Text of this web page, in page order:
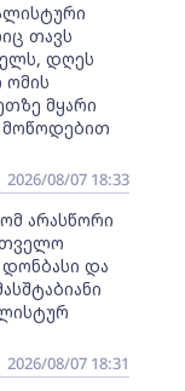
თავს
დღეს
ომის
მყარი
მოწოდებით
2026/08/07 18:33
არასწორი
და
2026/08/07 18:31